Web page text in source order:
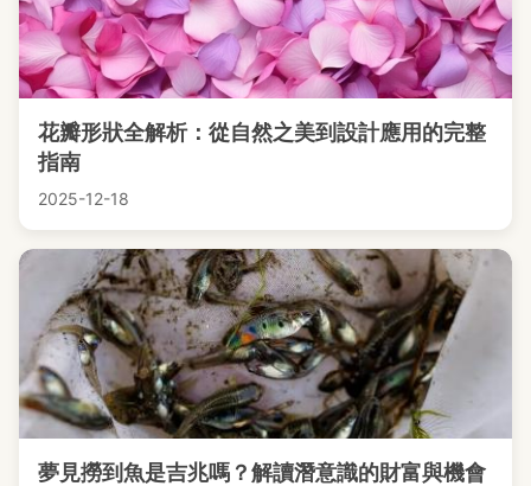
花瓣形狀全解析：從自然之美到設計應用的完整
指南
2025-12-18
夢見撈到魚是吉兆嗎？解讀潛意識的財富與機會